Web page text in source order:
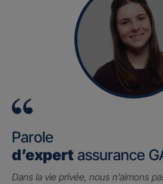
Parole
d’expert assurance
Dans la vie privée, nous n’aimons